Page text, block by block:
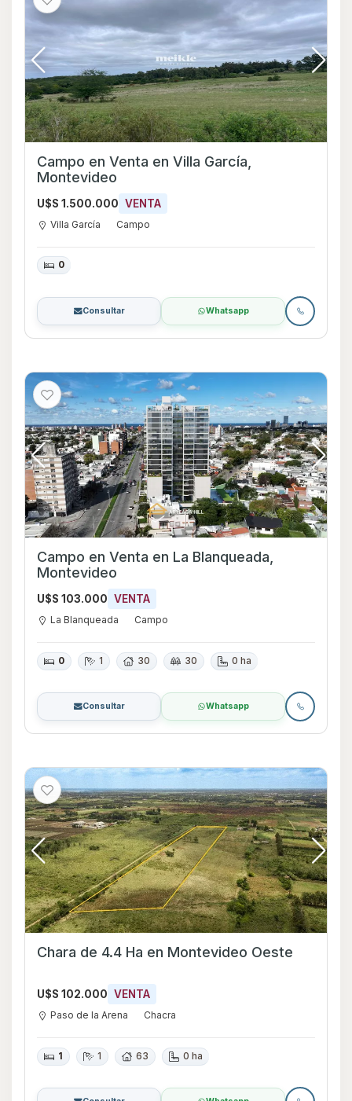
Campo en Venta en Villa García,
Montevideo
U$S 1.500.000 VENTA
Villa García Campo
0
Consultar Whatsapp
Campo en Venta en La Blanqueada,
Montevideo
U$S 103.000 VENTA
La Blanqueada Campo
0 1 30 30 0 ha
Consultar Whatsapp
Chara de 4.4 Ha en Montevideo Oeste
U$S 102.000 VENTA
Paso de la Arena Chacra
1 1 63 0 ha